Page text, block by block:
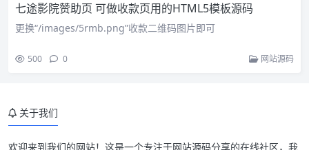
七途影院赞助页 可做收款页用的HTML5模板源码
更换“/images/5rmb.png”收款二维码图片即可
500 0 网站源码
关于我们
欢迎来到我们的网站！这是一个专注于网站源码分享的在线社区，我